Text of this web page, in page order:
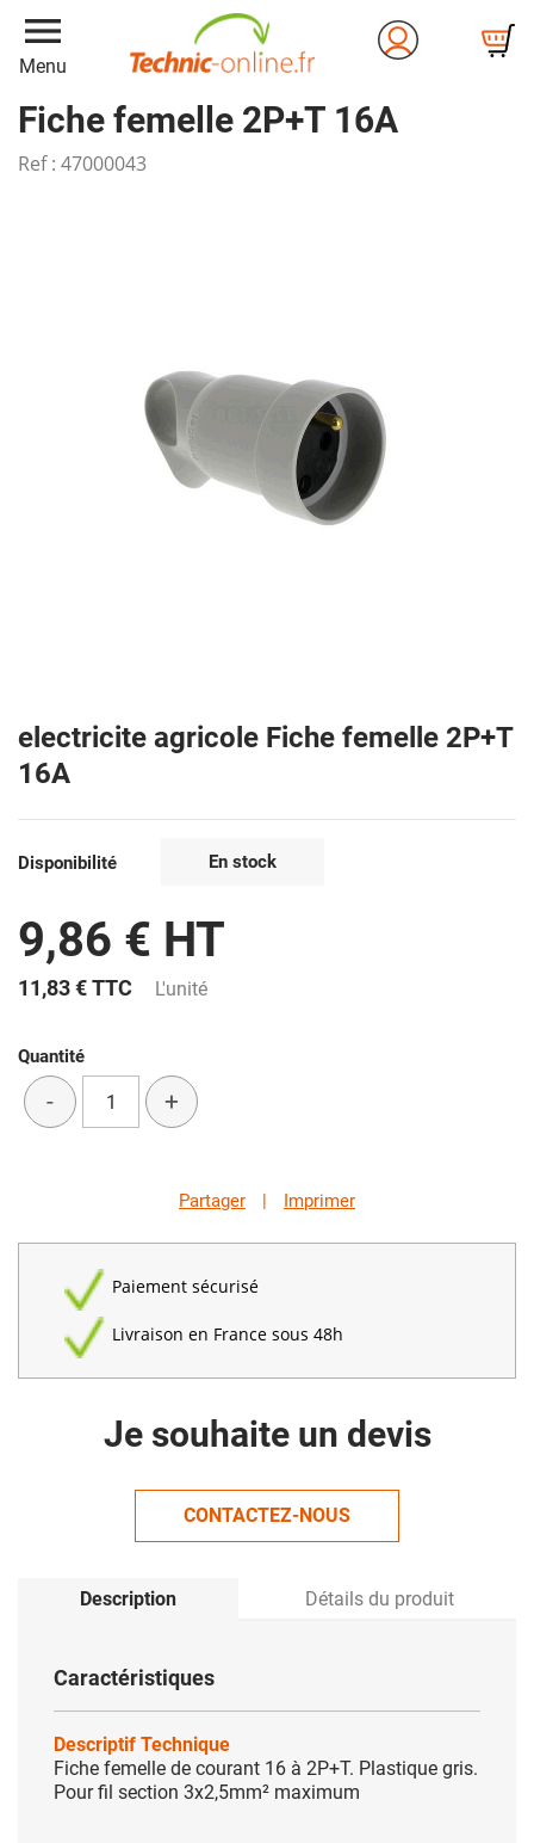
menu
Menu
Fiche femelle 2P+T 16A
Ref : 47000043
electricite agricole Fiche femelle 2P+T
16A
Disponibilité En stock
9,86 € HT
11,83 €TTC L'unité
Quantité
- +
Partager | Imprimer
Paiement sécurisé
Livraison en France sous 48h
Je souhaite un devis
CONTACTEZ-NOUS
Description Détails du produit
Caractéristiques
Descriptif Technique
Fiche femelle de courant 16 à 2P+T. Plastique gris.
Pour fil section 3x2,5mm² maximum